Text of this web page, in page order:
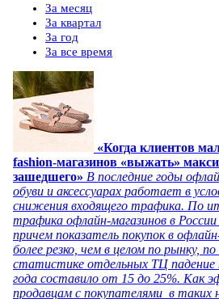
За месяц
За квартал
За год
За все время
«Когда клиентов
fashion-магазинов «выжать»
зашедшего» В последние годы
обуви и аксессуарах работает в
снижения входящего трафика. По
трафика офлайн-магазинов в России
причем показатель покупок в
более резко, чем в целом по рынку,
статистике отдельных ТЦ падение
года составило от 15 до 25%. Как
продавцам с покупателями в таких